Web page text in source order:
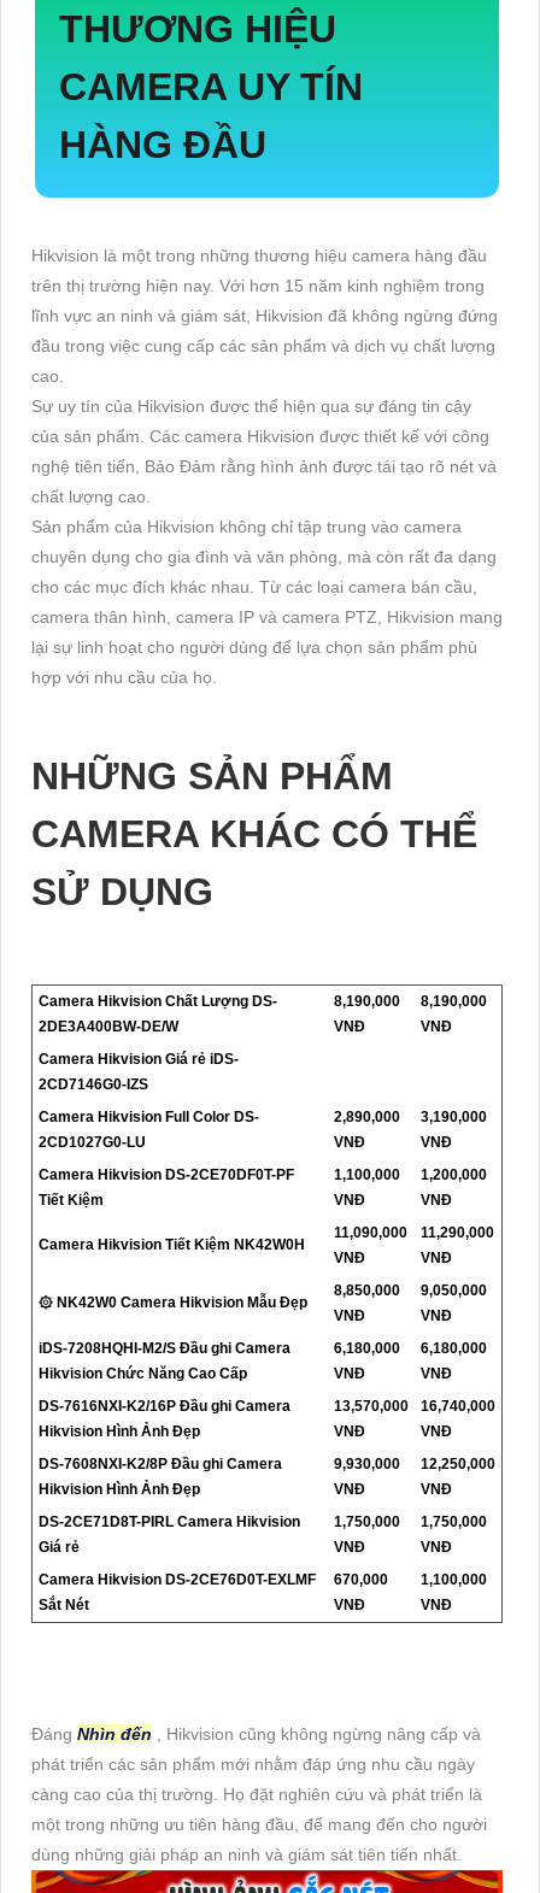
THƯƠNG HIỆU
CAMERA UY TÍN
HÀNG ĐẦU
Hikvision là một trong những thương hiệu camera hàng đầu
trên thị trường hiện nay. Với hơn 15 năm kinh nghiệm trong
lĩnh vực an ninh và giám sát, Hikvision đã không ngừng đứng
đầu trong việc cung cấp các sản phẩm và dịch vụ chất lượng
cao.
Sự uy tín của Hikvision được thể hiện qua sự đáng tin cậy
của sản phẩm. Các camera Hikvision được thiết kế với công
nghệ tiên tiến, Bảo Đảm rằng hình ảnh được tái tạo rõ nét và
chất lượng cao.
Sản phẩm của Hikvision không chỉ tập trung vào camera
chuyên dụng cho gia đình và văn phòng, mà còn rất đa dạng
cho các mục đích khác nhau. Từ các loại camera bán cầu,
camera thân hình, camera IP và camera PTZ, Hikvision mang
lại sự linh hoạt cho người dùng để lựa chọn sản phẩm phù
hợp với nhu cầu của họ.
NHỮNG SẢN PHẨM
CAMERA KHÁC CÓ THỂ
SỬ DỤNG
Camera Hikvision Chất Lượng DS-
2DE3A400BW-DE/W
8,190,000
VNĐ
8,190,000
VNĐ
Camera Hikvision Giá rẻ iDS-
2CD7146G0-IZS
Camera Hikvision Full Color DS-
2CD1027G0-LU
2,890,000
VNĐ
3,190,000
VNĐ
Camera Hikvision DS-2CE70DF0T-PF
Tiết Kiệm
1,100,000
VNĐ
1,200,000
VNĐ
Camera Hikvision Tiết Kiệm NK42W0H
11,090,000
VNĐ
11,290,000
VNĐ
۞ NK42W0 Camera Hikvision Mẫu Đẹp
8,850,000
VNĐ
9,050,000
VNĐ
iDS-7208HQHI-M2/S Đầu ghi Camera
Hikvision Chức Năng Cao Cấp
6,180,000
VNĐ
6,180,000
VNĐ
DS-7616NXI-K2/16P Đầu ghi Camera
Hikvision Hình Ảnh Đẹp
13,570,000
VNĐ
16,740,000
VNĐ
DS-7608NXI-K2/8P Đầu ghi Camera
Hikvision Hình Ảnh Đẹp
9,930,000
VNĐ
12,250,000
VNĐ
DS-2CE71D8T-PIRL Camera Hikvision
Giá rẻ
1,750,000
VNĐ
1,750,000
VNĐ
Camera Hikvision DS-2CE76D0T-EXLMF
Sắt Nét
670,000
VNĐ
1,100,000
VNĐ
Đáng Nhìn đến , Hikvision cũng không ngừng nâng cấp và
phát triển các sản phẩm mới nhằm đáp ứng nhu cầu ngày
càng cao của thị trường. Họ đặt nghiên cứu và phát triển là
một trong những ưu tiên hàng đầu, để mang đến cho người
dùng những giải pháp an ninh và giám sát tiên tiến nhất.